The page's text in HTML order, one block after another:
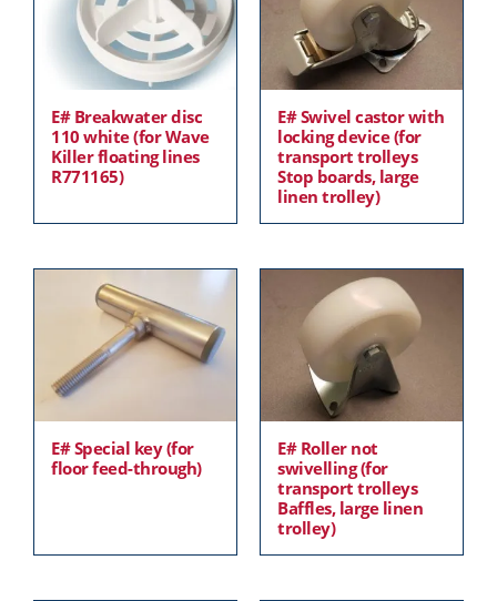
E# Breakwater disc
110 white (for Wave
Killer floating lines
R771165)
E# Swivel castor with
locking device (for
transport trolleys
Stop boards, large
linen trolley)
E# Special key (for
floor feed-through)
E# Roller not
swivelling (for
transport trolleys
Baffles, large linen
trolley)